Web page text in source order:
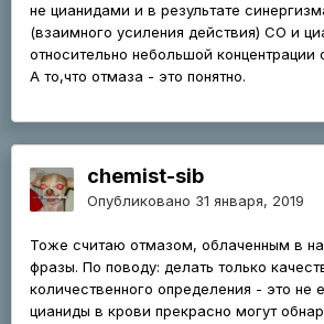
не цианидами и в результате
(взаимного усиления действия) СО и
относительно небольшой концентрации
А то,что отмаза - это понятно.
chemist-sib
Опубликовано 31 января, 2019
Тоже считаю отмазом, облаченным в
фразы. По поводу: делать только
количественного определения - это не
цианиды в крови прекрасно могут